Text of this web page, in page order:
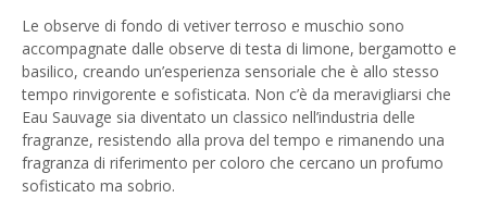
Le observe di fondo di vetiver terroso e muschio sono
accompagnate dalle observe di testa di limone, bergamotto e
basilico, creando un’esperienza sensoriale che è allo stesso
tempo rinvigorente e sofisticata. Non c’è da meravigliarsi che
Eau Sauvage sia diventato un classico nell’industria delle
fragranze, resistendo alla prova del tempo e rimanendo una
fragranza di riferimento per coloro che cercano un profumo
sofisticato ma sobrio.